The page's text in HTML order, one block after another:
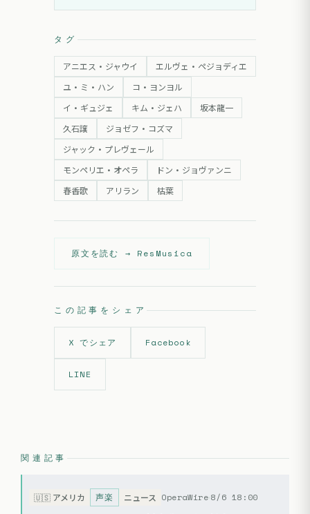
タグ
アニエス・ジャウイ エルヴェ・ペジョディエ
ユ・ミ・ハン コ・ヨンヨル
イ・ギュジェ キム・ジェハ 坂本龍一
久石譲 ジョゼフ・コズマ
ジャック・プレヴェール
モンペリエ・オペラ ドン・ジョヴァンニ
春香歌 アリラン 枯葉
原文を読む → ResMusica
この記事をシェア
X でシェア Facebook
LINE
関連記事
🇺🇸 アメリカ 声楽 ニュース OperaWire 8/6 18:00